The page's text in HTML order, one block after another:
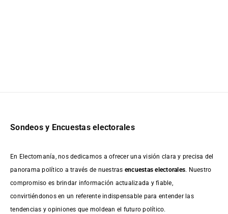
Sondeos y Encuestas electorales
En Electomanía, nos dedicamos a ofrecer una visión clara y precisa del
panorama político a través de nuestras encuestas electorales. Nuestro
compromiso es brindar información actualizada y fiable,
convirtiéndonos en un referente indispensable para entender las
tendencias y opiniones que moldean el futuro político.